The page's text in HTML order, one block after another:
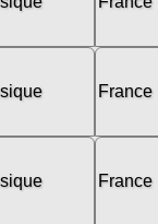
France
France